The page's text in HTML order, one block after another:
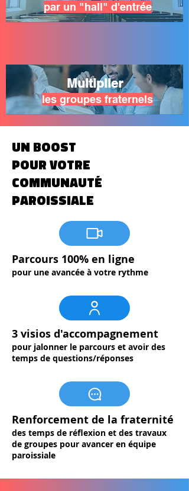
par un "hall" d'entrée
Multiplier
les groupes fraternels
UN boost
pour votre
communauté
paroissiale
Parcours 100% en ligne
pour une avancée à votre rythme
3 visios d'accompagnement
pour jalonner le parcours et avoir des
temps de questions/réponses
Renforcement de la fraternité
des temps de réflexion et des travaux
de groupes pour avancer en équipe
paroissiale